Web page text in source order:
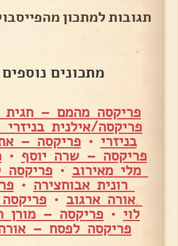
תגובות למתכון
מתכונים נוספים
פריקסה מהמם – חגית
פריקסה/אילנית
בניזרי • פריקסה –
פריקסה – שרה יוסף •
מלי מאירוב • פריקסה
רונית אבוחצירה •
אורה ארגוב •
לוי • פריקסה – מורן
פריקסה לפסח –